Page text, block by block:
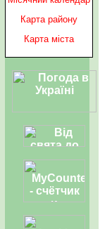
Карта району
Карта міста